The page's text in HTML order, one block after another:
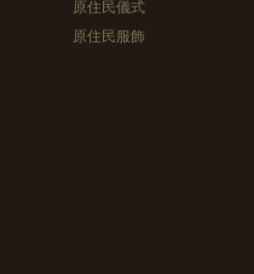
原住民儀式
原住民服飾